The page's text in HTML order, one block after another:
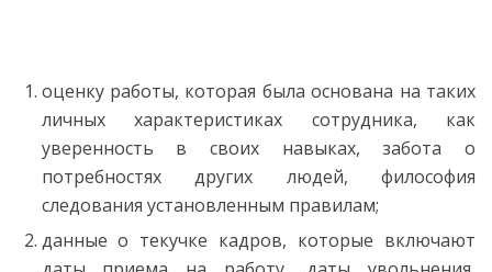
оценку работы, которая была основана на таких
личных характеристиках сотрудника, как
уверенность в своих навыках, забота о
потребностях других людей, философия
следования установленным правилам;
данные о текучке кадров, которые включают